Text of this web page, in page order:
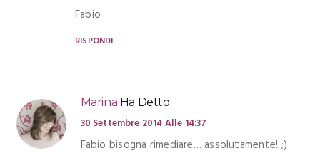
Fabio
RISPONDI
Marina Ha Detto:
30 Settembre 2014 Alle 14:37
Fabio bisogna rimediare… assolutamente! ;)